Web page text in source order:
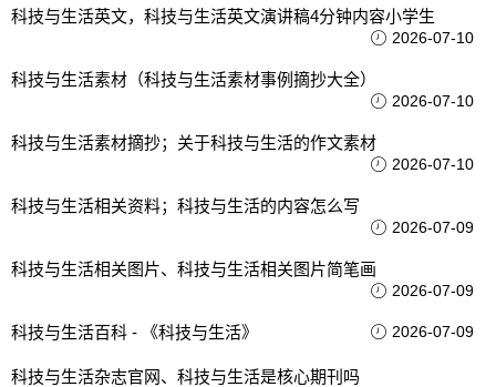
科技与生活英文，科技与生活英文演讲稿4分钟内容小学生
2026-07-10
科技与生活素材（科技与生活素材事例摘抄大全）
2026-07-10
科技与生活素材摘抄；关于科技与生活的作文素材
2026-07-10
科技与生活相关资料；科技与生活的内容怎么写
2026-07-09
科技与生活相关图片、科技与生活相关图片简笔画
2026-07-09
科技与生活百科 - 《科技与生活》 2026-07-09
科技与生活杂志官网、科技与生活是核心期刊吗